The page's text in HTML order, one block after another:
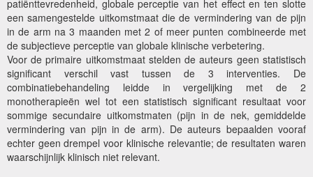
patiënttevredenheid, globale perceptie van het effect en ten slotte
een samengestelde uitkomstmaat die de vermindering van de pijn
in de arm na 3 maanden met 2 of meer punten combineerde met
de subjectieve perceptie van globale klinische verbetering.
Voor de primaire uitkomstmaat stelden de auteurs geen statistisch
significant verschil vast tussen de 3 interventies. De
combinatiebehandeling leidde in vergelijking met de 2
monotherapieën wel tot een statistisch significant resultaat voor
sommige secundaire uitkomstmaten (pijn in de nek, gemiddelde
vermindering van pijn in de arm). De auteurs bepaalden vooraf
echter geen drempel voor klinische relevantie; de resultaten waren
waarschijnlijk klinisch niet relevant.